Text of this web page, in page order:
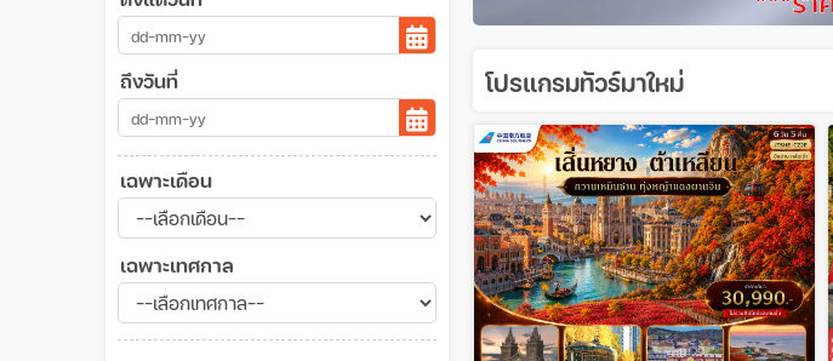
ถึงวันที่
เฉพาะเดือน
เฉพาะเทศกาล
โปรแกรมทัวร์มาใหม่